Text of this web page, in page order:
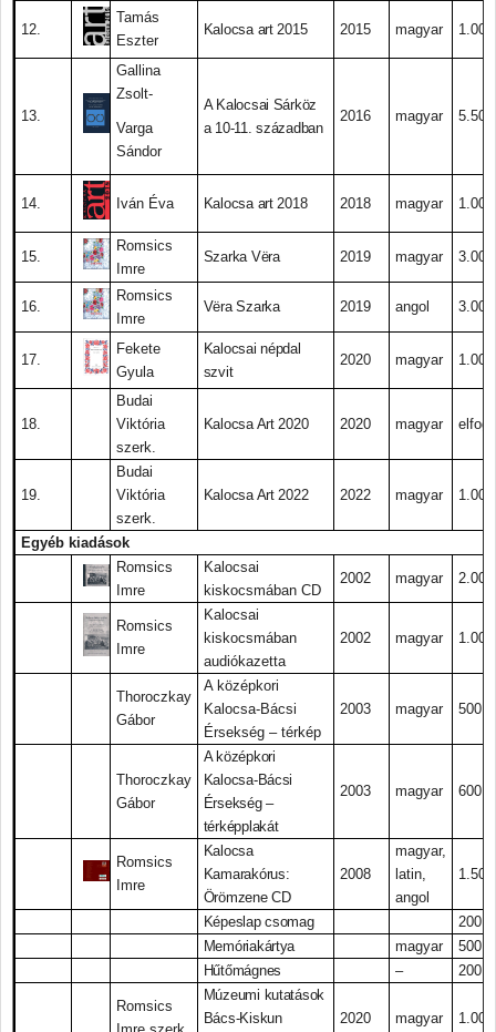
12.
Tamás
Eszter
Kalocsa art 2015 2015 magyar
13.
Gallina
Zsolt-
Varga
Sándor
A Kalocsai Sárköz
a 10-11. században
2016 magyar
14. Iván Éva Kalocsa art 2018 2018 magyar
15.
Romsics
Imre
Szarka Vëra 2019 magyar
16.
Romsics
Imre
Vëra Szarka 2019 angol
17.
Fekete
Gyula
Kalocsai népdal
szvit
2020 magyar
18.
Budai
Viktória
szerk.
Kalocsa Art 2020 2020 magyar
19.
Budai
Viktória
szerk.
Kalocsa Art 2022 2022 magyar
Egyéb kiadások
Romsics
Imre
Kalocsai
kiskocsmában CD
2002 magyar
Romsics
Imre
Kalocsai
kiskocsmában
audiókazetta
2002 magyar
Thoroczkay
Gábor
A középkori
Kalocsa-Bácsi
Érsekség – térkép
2003 magyar 500.-
Thoroczkay
Gábor
A középkori
Kalocsa-Bácsi
Érsekség –
térképplakát
2003 magyar 600.-
Romsics
Imre
Kalocsa
Kamarakórus:
Örömzene CD
2008
magyar,
latin,
angol
Képeslap csomag
200.-
Memóriakártya
magyar
500.-
Hűtőmágnes
– 200.-
Romsics
Múzeumi kutatások
Bács-Kiskun
2020 magyar